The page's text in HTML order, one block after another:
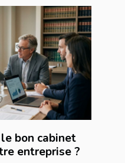
bon cabinet
entreprise ?